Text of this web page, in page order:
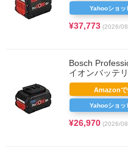
¥37,773 (2026/
Yahooショッ
Bosch
イオンバッテ
¥26,970 (2026/
Amazonで
Yahooショッ